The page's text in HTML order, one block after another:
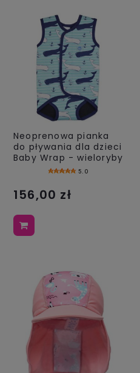
Neoprenowa pianka
do pływania dla dzieci
Baby Wrap - wieloryby
5.0
156,00 zł